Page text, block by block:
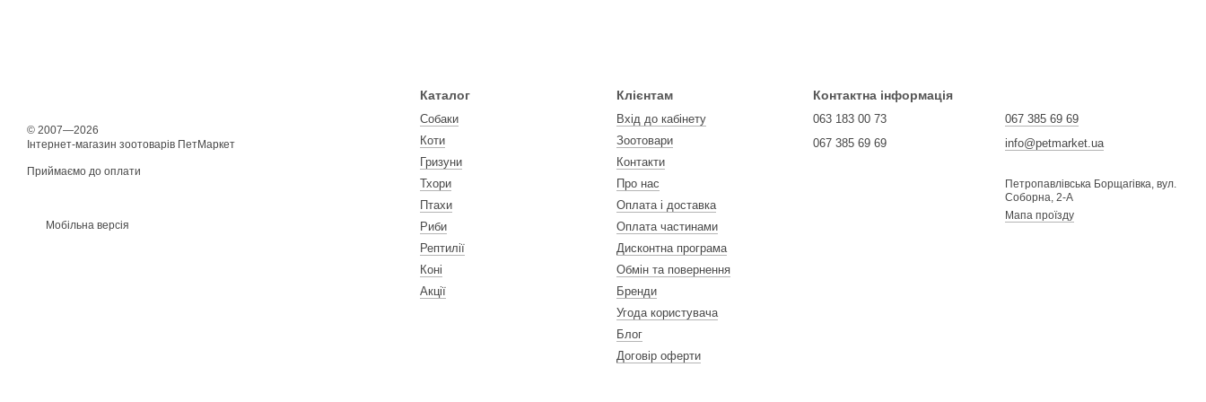
© 2007—2026
Інтернет-магазин зоотоварів ПетМаркет
Приймаємо до оплати
Мобільна версія
Каталог
Собаки
Коти
Гризуни
Тхори
Птахи
Риби
Рептилії
Коні
Акції
Клієнтам
Вхід до кабінету
Зоотовари
Контакти
Про нас
Оплата і доставка
Оплата частинами
Дисконтна програма
Обмін та повернення
Бренди
Угода користувача
Блог
Договір оферти
Контактна інформація
063 183 00 73
067 385 69 69
067 385 69 69
info@petmarket.ua
Петропавлівська Борщагівка, вул.
Соборна, 2-А
Мапа проїзду